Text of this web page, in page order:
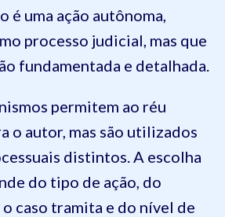
é uma ação autônoma,
processo judicial, mas que
fundamentada e detalhada.
permitem ao réu
o autor, mas são utilizados
distintos. A escolha
do tipo de ação, do
caso tramita e do nível de